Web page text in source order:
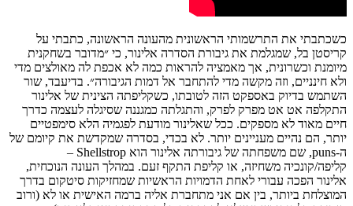
כשכתבתי את התרשמותי הראשונית מהעונה הראשונה, כתבתי על
קריסטן בל, שמגלמת את גיבורת הסדרה אלינור, כי ״מדובר בשחקנית
מיומנת וכשרונית, אך מאמציה להראות כמה לא אכפת לה מאולצים מדי
ולא חינניים, וזה מקשה מדי להתחבר אל דמות הגיבורה״. בדיעבד, שור
השתמש בדיוק באספקט הזה לטובתו, כשקליפתה הצינית של אלינור
התקלפה אט אט מפרק לפרק, והתגלתה כמגננה שסיגלה לעצמה כדרך
חיים מאוד לא מספקים. ככל שאלינור מודעת לפגמיה הלא סימפטיים
יותר, הם נהיים מעניינים יותר. לא בכדי, בסדרה שמקדשת את קיומם של
ה-puns, שם משפחתה של גיבורתה אלינור הוא
קליפה/קונכיה משחיזה, או קליפת התקף זעם. במהלך העונה הנוכחית,
אלינור הפכה עבורי לאחת הדמויות הראשיות שמחזיקות סיטקום בדרך
המוצלחת ביותר, בין אם אני מתחברת אליה ברמה האישית או לא (ורוב